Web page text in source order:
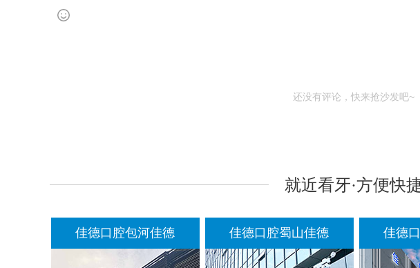
还没有评论，快来抢沙发吧~
就近看牙·方便快
佳德口腔包河佳德 佳德口腔蜀山佳德 佳德